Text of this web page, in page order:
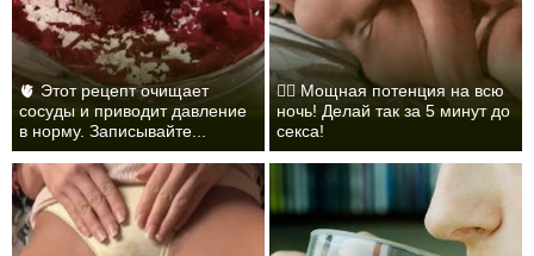
🫀 Этот рецепт очищает
сосуды и приводит давление
в норму. Записывайте...
❤️‍🔥 Мощная потенция на всю
ночь! Делай так за 5 минут до
секса!